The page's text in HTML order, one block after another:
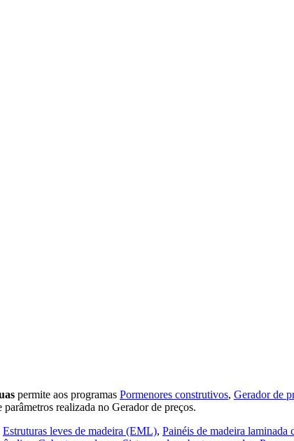
permite aos programas Pormenores construtivos, Gerador de
realizada no Gerador de preços.
Estruturas leves de madeira (EML), Painéis de madeira laminada